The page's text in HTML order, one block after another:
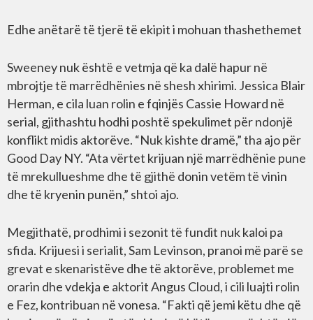
Edhe anëtarë të tjerë të ekipit i mohuan thashethemet
Sweeney nuk është e vetmja që ka dalë hapur në
mbrojtje të marrëdhënies në shesh xhirimi. Jessica Blair
Herman, e cila luan rolin e fqinjës Cassie Howard në
serial, gjithashtu hodhi poshtë spekulimet për ndonjë
konflikt midis aktorëve. “Nuk kishte dramë,” tha ajo për
Good Day NY. “Ata vërtet krijuan një marrëdhënie pune
të mrekullueshme dhe të gjithë donin vetëm të vinin
dhe të kryenin punën,” shtoi ajo.
Megjithatë, prodhimi i sezonit të fundit nuk kaloi pa
sfida. Krijuesi i serialit, Sam Levinson, pranoi më parë se
grevat e skenaristëve dhe të aktorëve, problemet me
orarin dhe vdekja e aktorit Angus Cloud, i cili luajti rolin
e Fez, kontribuan në vonesa. “Fakti që jemi këtu dhe që